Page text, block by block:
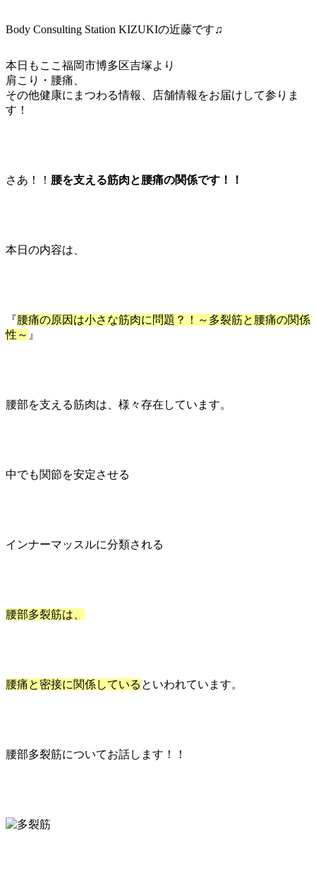
Body Consulting Station KIZUKIの近藤です♫
本日もここ福岡市博多区吉塚より
肩こり・腰痛、
その他健康にまつわる情報、店舗情報をお届けして参りま
す！
さあ！！ 腰を支える筋肉と腰痛の関係です！！
本日の内容は、
『腰痛の原因は小さな筋肉に問題？！～多裂筋と腰痛の関係
性～ 』
腰部を支える筋肉は、様々存在しています。
中でも関節を安定させる
インナーマッスルに分類される
腰部多裂筋は、
腰痛と密接に関係している といわれています。
腰部多裂筋についてお話します！！